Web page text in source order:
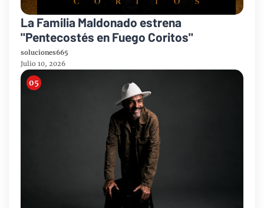
La Familia Maldonado estrena
"Pentecostés en Fuego Coritos"
soluciones665
Julio 10, 2026